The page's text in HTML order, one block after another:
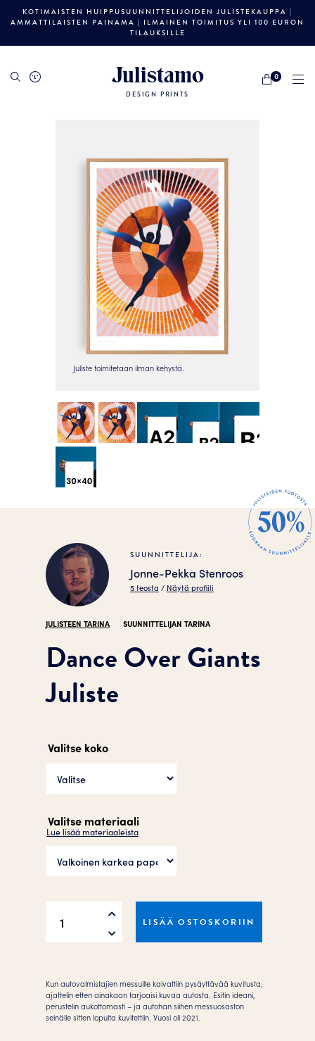
KOTIMAISTEN HUIPPUSUUNNITTELIJOIDEN JULISTEKAUPPA |
AMMATTILAISTEN PAINAMA | ILMAINEN TOIMITUS YLI 100 EURON
TILAUKSILLE
Julistamo
DESIGN PRINTS
0
SUUNNITTELIJA:
Jonne-Pekka Stenroos
5 teosta / Näytä profiili
JULISTEEN TARINA SUUNNITTELIJAN TARINA
Dance Over Giants
Juliste
Valitse koko
Valitse materiaali
Lue lisää materiaaleista
Over
LISÄÄ OSTOSKORIIN
Kun autovalmistajien messuille kaivattiin pysäyttävää kuvitusta,
ajattelin etten ainakaan tarjoaisi kuvaa autosta. Esitin ideani,
perustelin aukottomasti – ja autohan siihen messuosaston
seinälle sitten lopulta kuvitettiin. Vuosi oli 2021.